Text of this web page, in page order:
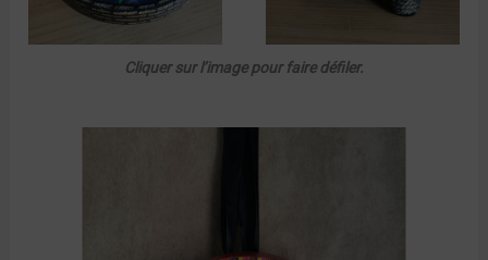
Cliquer sur l’image pour faire défiler.